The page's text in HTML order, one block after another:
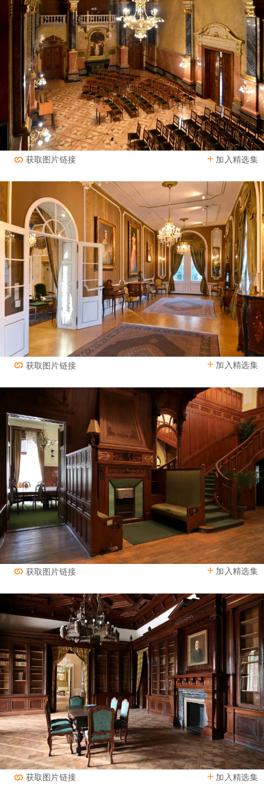
加入精选集
获取图片链接
加入精选集
获取图片链接
加入精选集
获取图片链接
加入精选集
获取图片链接